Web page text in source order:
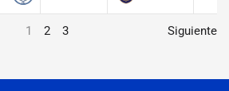
1 2 3 Siguiente